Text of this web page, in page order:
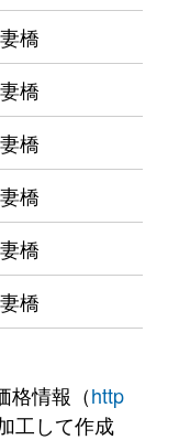
橋
橋
橋
橋
橋
橋
橋
格情報（http
工して作成